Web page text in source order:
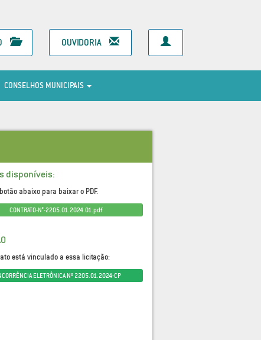
OUVIDORIA
CONSELHOS MUNICIPAIS
disponíveis:
abaixo para baixar o PDF.
CONTRATO-N°-2205.01.2024.01.pdf
está vinculado a essa licitação:
ELETRÔNICA Nº 2205.01.2024-CP